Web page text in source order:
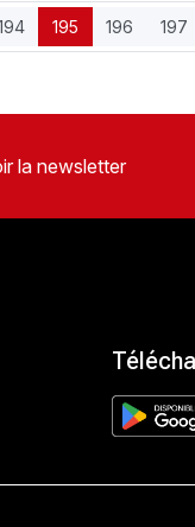
195 196 197
la newsletter